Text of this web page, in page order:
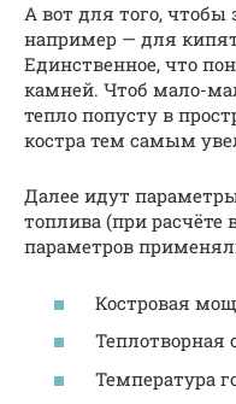
А вот для того, чтобы
например — для
Единственное, что
камней. Чтоб мало-
тепло попусту в
костра тем самым
Далее идут
топлива (при расчёте
параметров
Костровая
Теплотворная
Температура